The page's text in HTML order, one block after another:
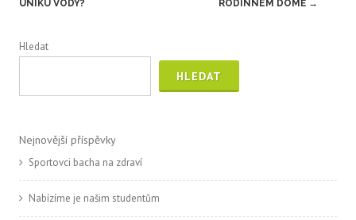
ÚNIKU VODY? RODINNÉM DOMĚ →
Hledat
HLEDAT
Nejnovější příspěvky
Sportovci bacha na zdraví
Nabízíme je našim studentům